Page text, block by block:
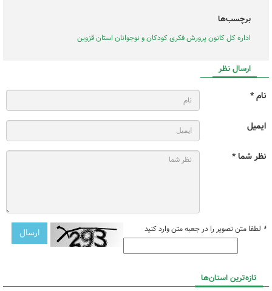
برچسب‌ها
اداره کل کانون پرورش فکری کودکان و نوجوانان استان قزوین
ارسال نظر
نام *
ایمیل
نظر شما *
* لطفا متن تصویر را در جعبه متن وارد کنید
تازه‌ترین استان‌ها